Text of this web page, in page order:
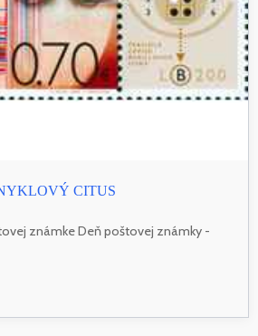
CITUS
známke Deň poštovej známky -